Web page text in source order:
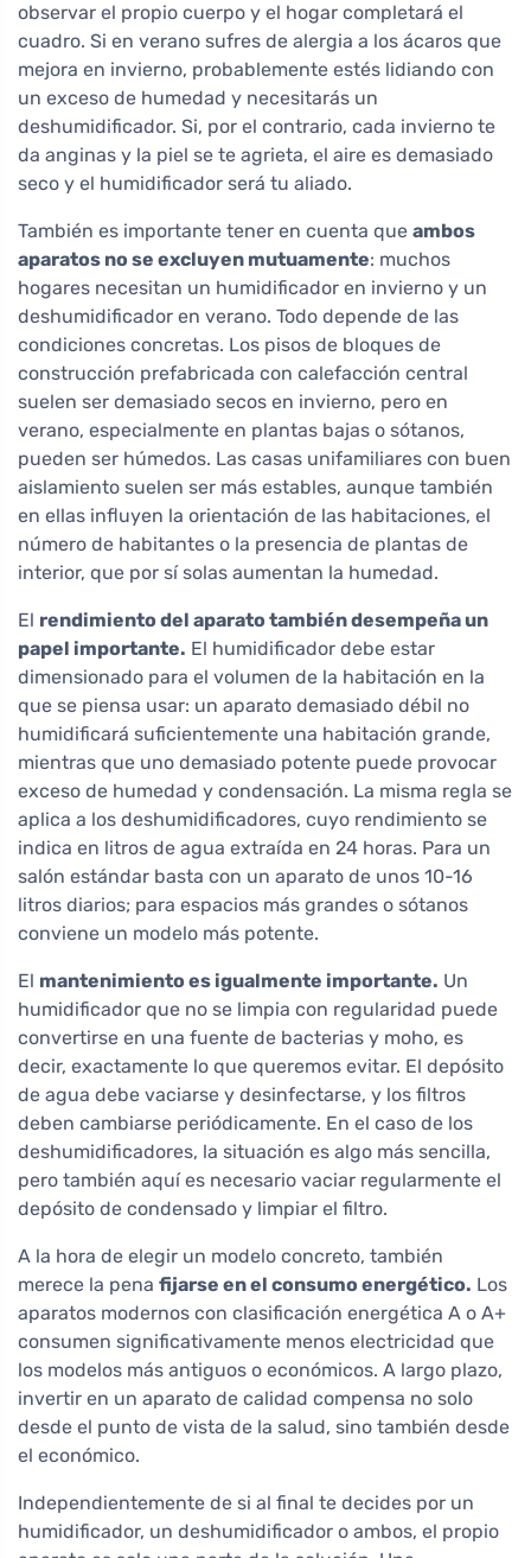
observar el propio cuerpo y el hogar completará el
cuadro. Si en verano sufres de alergia a los ácaros que
mejora en invierno, probablemente estés lidiando con
un exceso de humedad y necesitarás un
deshumidificador. Si, por el contrario, cada invierno te
da anginas y la piel se te agrieta, el aire es demasiado
seco y el humidificador será tu aliado.
También es importante tener en cuenta que ambos
aparatos no se excluyen mutuamente: muchos
hogares necesitan un humidificador en invierno y un
deshumidificador en verano. Todo depende de las
condiciones concretas. Los pisos de bloques de
construcción prefabricada con calefacción central
suelen ser demasiado secos en invierno, pero en
verano, especialmente en plantas bajas o sótanos,
pueden ser húmedos. Las casas unifamiliares con buen
aislamiento suelen ser más estables, aunque también
en ellas influyen la orientación de las habitaciones, el
número de habitantes o la presencia de plantas de
interior, que por sí solas aumentan la humedad.
El rendimiento del aparato también desempeña un
papel importante. El humidificador debe estar
dimensionado para el volumen de la habitación en la
que se piensa usar: un aparato demasiado débil no
humidificará suficientemente una habitación grande,
mientras que uno demasiado potente puede provocar
exceso de humedad y condensación. La misma regla se
aplica a los deshumidificadores, cuyo rendimiento se
indica en litros de agua extraída en 24 horas. Para un
salón estándar basta con un aparato de unos 10-16
litros diarios; para espacios más grandes o sótanos
conviene un modelo más potente.
El mantenimiento es igualmente importante. Un
humidificador que no se limpia con regularidad puede
convertirse en una fuente de bacterias y moho, es
decir, exactamente lo que queremos evitar. El depósito
de agua debe vaciarse y desinfectarse, y los filtros
deben cambiarse periódicamente. En el caso de los
deshumidificadores, la situación es algo más sencilla,
pero también aquí es necesario vaciar regularmente el
depósito de condensado y limpiar el filtro.
A la hora de elegir un modelo concreto, también
merece la pena fijarse en el consumo energético. Los
aparatos modernos con clasificación energética A o A+
consumen significativamente menos electricidad que
los modelos más antiguos o económicos. A largo plazo,
invertir en un aparato de calidad compensa no solo
desde el punto de vista de la salud, sino también desde
el económico.
Independientemente de si al final te decides por un
humidificador, un deshumidificador o ambos, el propio